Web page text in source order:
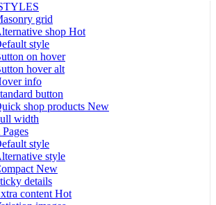
grid
shop Hot
style
on hover
hover alt
info
button
shop products New
width
style
style
New
details
content Hot